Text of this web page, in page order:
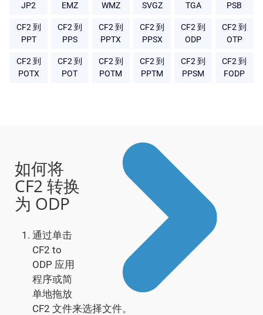
JP2
EMZ
WMZ
SVGZ
TGA
PSB
CF2 到
PPT
CF2 到
PPS
CF2 到
PPTX
CF2 到
PPSX
CF2 到
ODP
CF2 到
OTP
CF2 到
POTX
CF2 到
POT
CF2 到
POTM
CF2 到
PPTM
CF2 到
PPSM
CF2 到
FODP
如何将
CF2 转换
为 ODP
通过单击
CF2 to
ODP 应用
程序或简
单地拖放
CF2 文件来选择文件。